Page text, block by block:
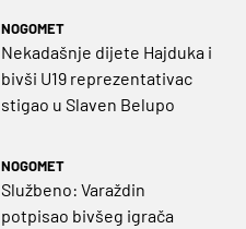
NOGOMET
Nekadašnje dijete Hajduka i
bivši U19 reprezentativac
stigao u Slaven Belupo
NOGOMET
Službeno: Varaždin
potpisao bivšeg igrača